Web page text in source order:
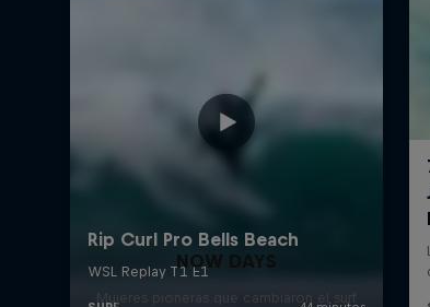
NOW DAYS
Mujeres pioneras que cambiaron el surf